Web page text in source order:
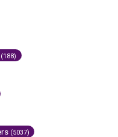
(188)
(5037)